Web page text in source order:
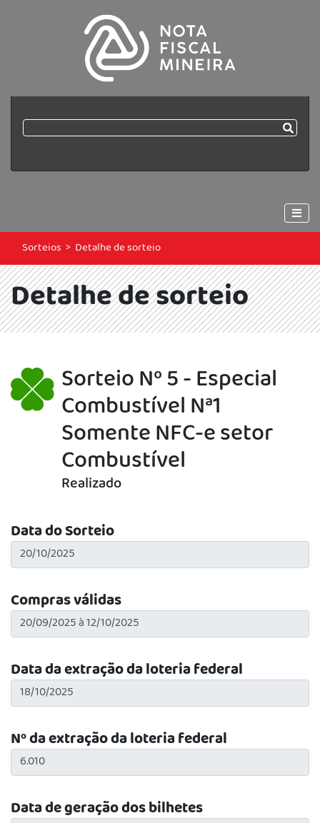
Sorteios > Detalhe de sorteio
Detalhe de sorteio
Sorteio Nº 5 - Especial
Combustível Nª1
Somente NFC-e setor
Combustível
Realizado
Data do Sorteio
Compras válidas
Data da extração da loteria federal
Nº da extração da loteria federal
Data de geração dos bilhetes